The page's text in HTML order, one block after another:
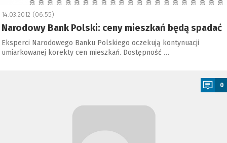
14.03.2012 (06:55)
Narodowy Bank Polski: ceny mieszkań będą spadać
Eksperci Narodowego Banku Polskiego oczekują kontynuacji
umiarkowanej korekty cen mieszkań. Dostępność …
0